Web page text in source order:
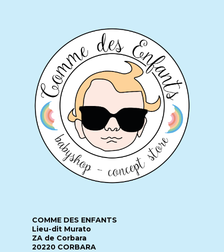
COMME DES ENFANTS
Lieu-dit Murato
ZA de Corbara
20220 CORBARA